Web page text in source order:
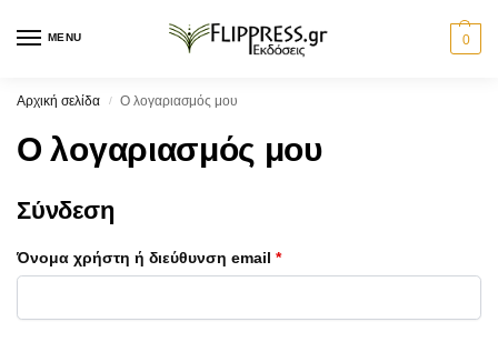
MENU 0
Αρχική σελίδα / Ο λογαριασμός μου
Ο λογαριασμός μου
Σύνδεση
Όνομα χρήστη ή διεύθυνση email *